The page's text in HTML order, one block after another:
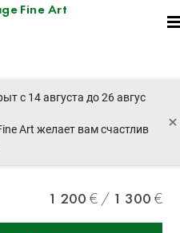
Fine Art
с 14 августа до 26 авгус
Art желает вам счастлив
×
след. лот
1992)
1 200 1 300